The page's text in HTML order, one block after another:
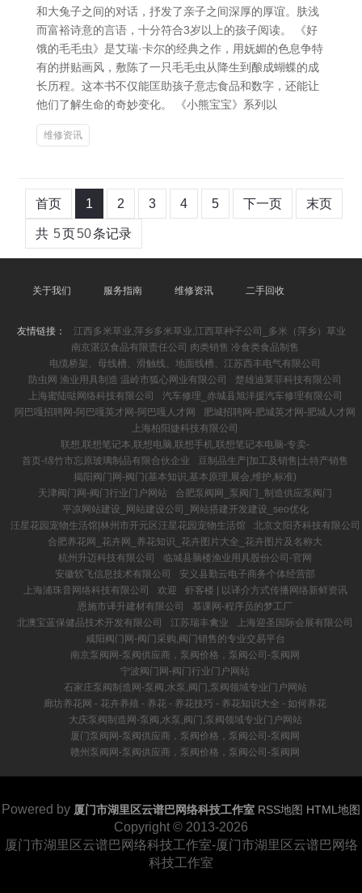
和大兔子之间的对话，抒发了亲子之间深厚的厚谊。肤浅
而富裕诗意的言语，十分符合3岁以上的孩子阅读。 《好
饿的毛毛虫》是艾瑞·卡尔的经典之作，用妩媚的色息争特
有的拼贴画风，敷陈了一只毛毛虫从降生到酿成蝴蝶的成
长历程。这本书不仅能匡助孩子意志食品和数字，还能让
他们了解生命的奇妙变化。 《小熊宝宝》系列以
维修资讯
首页 1 2 3 4 5 下一页 末页
共 5页50条记录
关于我们 服务指南 维修资讯 二手回收
友情链接：
江西多米草业,萍乡多米草业,江西草种子公司_多米（萍乡）草业
南京湛汉食品有限责任公司 肉类销售 冷食类食品制售
电缆桥架、母线槽、滑触线、地面线槽、江苏西丰电气有限公司
防虫网 渔业用具制造 温岭市狐心网业有限公司
楚雄迪莱菲科技有限公司
上海蜜陆哒网络科技有限公司
汽车修理_赤城县旭洋援汽车修理有限公司
阿巴嘎招聘网-阿巴嘎英才网-阿巴嘎人才网
肥城招聘网-肥城英才网-肥城人才网
上海柏阳婕科技有限公司
联想,联想笔记本,联想电脑,联想手机,联想笔记本电脑-专卖-
首页-绵竹市忘原玻璃制品有限合伙企业
豆制品生产|加工及销售|土特产销售
揭阳阀门网-阀门(基本知识,基本原理,展会,维护,标准)
天津阀门网-阀门行业门户网站
合肥泵阀网_泵阀门_制造供应泵阀门
平凉网站建设_网站建设公司_网站搭建开发建设_seo优化
汪星花园宠物生活馆|林州市开元区汪星花园宠物生活馆
北京文阳齐科技有限公司
合肥养花网_花卉网_养花知识_花卉图片大全_花卉图片及名称大
杭州升迈科技有限公司
临城县脑楼渔业用具股份公司-官网
安徽软飞信息技术有限公司
安义县勤云电子商务个体经营部
上海浦珠音网络科技有限公司
欢迎
虾客楼 | 以译介方式传播网络新鲜资讯
恩施市译升建材有限公司
慕课网-程序员的梦工厂
北澳宝蓝保健品技术开发有限公司
江苏瑞丰禽业
上海迎圣国际会展有限公司
咸阳阀门网-阀门采购,阀门销售的专业交易平台
南京泵阀网-泵阀供应商，泵阀价格，泵阀公司-泵阀网
宁波阀门网-阀门行业门户网站
石家庄泵阀制造网-泵阀,水泵,阀门,泵阀领域专业门户网站
廊坊养花网 - 花卉养殖 - 养花 - 养花技巧 - 养花知识大全 - 如何养花
大庆泵阀制造网-泵阀,水泵,阀门,泵阀领域专业门户网站
厦门泵阀网-泵阀供应商，泵阀价格，泵阀公司-泵阀网
赣州泵阀网-泵阀供应商，泵阀价格，泵阀公司-泵阀网
Powered by 厦门市湖里区云谱巴网络科技工作室 RSS地图 HTML地图
Copyright © 2013-2026
厦门市湖里区云谱巴网络科技工作室-厦门市湖里区云谱巴网络
科技工作室